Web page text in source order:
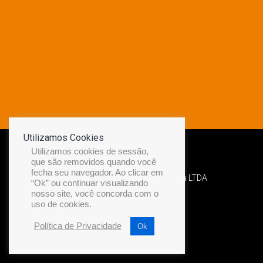
Desenvolvido por Diamond Náutica LTDA
Utilizamos Cookies
Utilizamos cookies de sessão,
que são removidos quando você
fecha seu navegador. Ao clicar em
“Ok” ou continuar visualizando
nosso site, você concorda com o
uso de cookies.
Política de Privacidade Ok